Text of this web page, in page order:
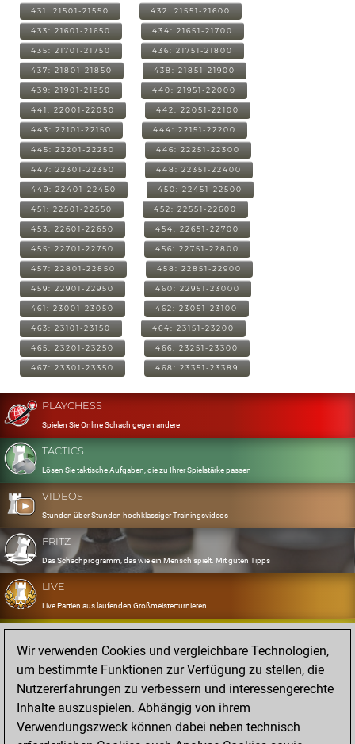
431: 21501-21550 432: 21551-21600
433: 21601-21650 434: 21651-21700
435: 21701-21750 436: 21751-21800
437: 21801-21850 438: 21851-21900
439: 21901-21950 440: 21951-22000
441: 22001-22050 442: 22051-22100
443: 22101-22150 444: 22151-22200
445: 22201-22250 446: 22251-22300
447: 22301-22350 448: 22351-22400
449: 22401-22450 450: 22451-22500
451: 22501-22550 452: 22551-22600
453: 22601-22650 454: 22651-22700
455: 22701-22750 456: 22751-22800
457: 22801-22850 458: 22851-22900
459: 22901-22950 460: 22951-23000
461: 23001-23050 462: 23051-23100
463: 23101-23150 464: 23151-23200
465: 23201-23250 466: 23251-23300
467: 23301-23350 468: 23351-23389
PLAYCHESS
Spielen Sie Online Schach gegen andere
TACTICS
Lösen Sie taktische Aufgaben, die zu Ihrer Spielstärke passen
VIDEOS
Stunden über Stunden hochklassiger Trainingsvideos
FRITZ
Das Schachprogramm, das wie ein Mensch spielt. Mit guten Tipps
LIVE
Live Partien aus laufenden Großmeisterturnieren
OPENINGS
Erfassen und Üben Sie Ihr Eröffnungsrepertoire
DATABASE
Acht Millionen starke Partien
MYGAMES
Speichern und analysieren Sie eigene Partien in der Cloud
Wir verwenden Cookies und vergleichbare Technologien,
um bestimmte Funktionen zur Verfügung zu stellen, die
Nutzererfahrungen zu verbessern und interessengerechte
Inhalte auszuspielen. Abhängig von ihrem
Verwendungszweck können dabei neben technisch